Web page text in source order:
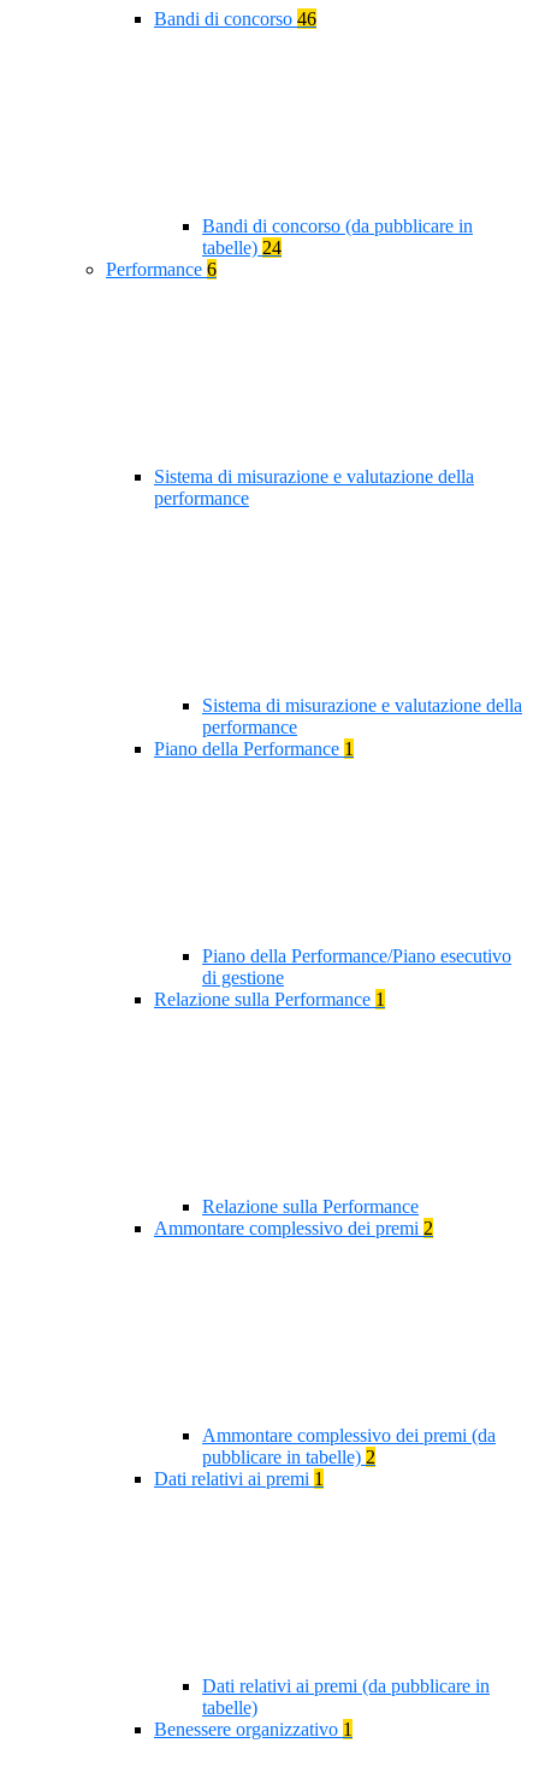
Bandi di concorso 46
Bandi di concorso (da pubblicare in
tabelle) 24
Performance 6
Sistema di misurazione e valutazione della
performance
Sistema di misurazione e valutazione della
performance
Piano della Performance 1
Piano della Performance/Piano esecutivo
di gestione
Relazione sulla Performance 1
Relazione sulla Performance
Ammontare complessivo dei premi 2
Ammontare complessivo dei premi (da
pubblicare in tabelle) 2
Dati relativi ai premi 1
Dati relativi ai premi (da pubblicare in
tabelle)
Benessere organizzativo 1